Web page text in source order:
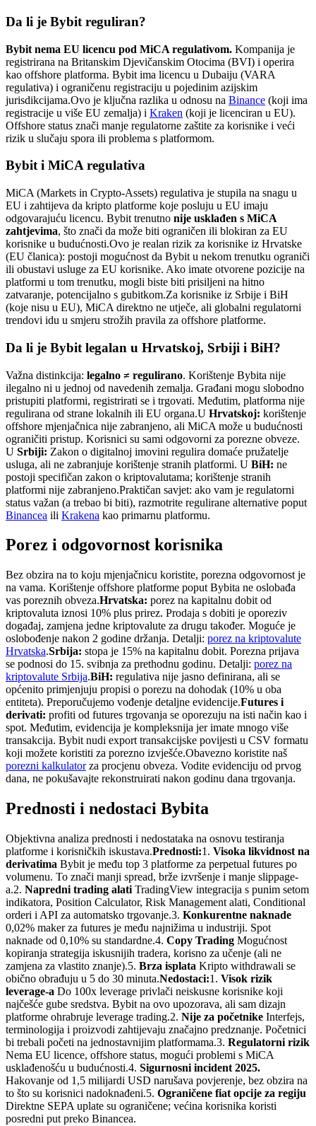
Da li je Bybit reguliran?
Bybit nema EU licencu pod MiCA regulativom. Kompanija je
registrirana na Britanskim Djevičanskim Otocima (BVI) i operira
kao offshore platforma. Bybit ima licencu u Dubaiju (VARA
regulativa) i ograničenu registraciju u pojedinim azijskim
jurisdikcijama.Ovo je ključna razlika u odnosu na Binance (koji ima
registracije u više EU zemalja) i Kraken (koji je licenciran u EU).
Offshore status znači manje regulatorne zaštite za korisnike i veći
rizik u slučaju spora ili problema s platformom.
Bybit i MiCA regulativa
MiCA (Markets in Crypto-Assets) regulativa je stupila na snagu u
EU i zahtijeva da kripto platforme koje posluju u EU imaju
odgovarajuću licencu. Bybit trenutno nije usklađen s MiCA
zahtjevima, što znači da može biti ograničen ili blokiran za EU
korisnike u budućnosti.Ovo je realan rizik za korisnike iz Hrvatske
(EU članica): postoji mogućnost da Bybit u nekom trenutku ograniči
ili obustavi usluge za EU korisnike. Ako imate otvorene pozicije na
platformi u tom trenutku, mogli biste biti prisiljeni na hitno
zatvaranje, potencijalno s gubitkom.Za korisnike iz Srbije i BiH
(koje nisu u EU), MiCA direktno ne utječe, ali globalni regulatorni
trendovi idu u smjeru strožih pravila za offshore platforme.
Da li je Bybit legalan u Hrvatskoj, Srbiji i BiH?
Važna distinkcija: legalno ≠ regulirano. Korištenje Bybita nije
ilegalno ni u jednoj od navedenih zemalja. Građani mogu slobodno
pristupiti platformi, registrirati se i trgovati. Međutim, platforma nije
regulirana od strane lokalnih ili EU organa.U Hrvatskoj: korištenje
offshore mjenjačnica nije zabranjeno, ali MiCA može u budućnosti
ograničiti pristup. Korisnici su sami odgovorni za porezne obveze.
U Srbiji: Zakon o digitalnoj imovini regulira domaće pružatelje
usluga, ali ne zabranjuje korištenje stranih platformi. U BiH: ne
postoji specifičan zakon o kriptovalutama; korištenje stranih
platformi nije zabranjeno.Praktičan savjet: ako vam je regulatorni
status važan (a trebao bi biti), razmotrite regulirane alternative poput
Binancea ili Krakena kao primarnu platformu.
Porez i odgovornost korisnika
Bez obzira na to koju mjenjačnicu koristite, porezna odgovornost je
na vama. Korištenje offshore platforme poput Bybita ne oslobađa
vas poreznih obveza.Hrvatska: porez na kapitalnu dobit od
kriptovaluta iznosi 10% plus prirez. Prodaja s dobiti je oporeziv
događaj, zamjena jedne kriptovalute za drugu također. Moguće je
oslobođenje nakon 2 godine držanja. Detalji: porez na kriptovalute
Hrvatska.Srbija: stopa je 15% na kapitalnu dobit. Porezna prijava
se podnosi do 15. svibnja za prethodnu godinu. Detalji: porez na
kriptovalute Srbija.BiH: regulativa nije jasno definirana, ali se
općenito primjenjuju propisi o porezu na dohodak (10% u oba
entiteta). Preporučujemo vođenje detaljne evidencije.Futures i
derivati: profiti od futures trgovanja se oporezuju na isti način kao i
spot. Međutim, evidencija je kompleksnija jer imate mnogo više
transakcija. Bybit nudi export transakcijske povijesti u CSV formatu
koji možete koristiti za porezno izvješće.Obavezno koristite naš
porezni kalkulatorza procjenu obveza. Vodite evidenciju od prvog
dana, ne pokušavajte rekonstruirati nakon godinu dana trgovanja.
Prednosti i nedostaci Bybita
Objektivna analiza prednosti i nedostataka na osnovu testiranja
platforme i korisničkih iskustava.Prednosti:1. Visoka likvidnost na
derivatima Bybit je među top 3 platforme za perpetual futures po
volumenu. To znači manji spread, brže izvršenje i manje slippage-
a.2. Napredni trading alati TradingView integracija s punim setom
indikatora, Position Calculator, Risk Management alati, Conditional
orderi i API za automatsko trgovanje.3. Konkurentne naknade
0,02% maker za futures je među najnižima u industriji. Spot
naknade od 0,10% su standardne.4. Copy Trading Mogućnost
kopiranja strategija iskusnijih tradera, korisno za učenje (ali ne
zamjena za vlastito znanje).5. Brza isplata Kripto withdrawali se
obično obrađuju u 5 do 30 minuta.Nedostaci:1. Visok rizik
leverage-a Do 100x leverage privlači neiskusne korisnike koji
najčešće gube sredstva. Bybit na ovo upozorava, ali sam dizajn
platforme ohrabruje leverage trading.2. Nije za početnike Interfejs,
terminologija i proizvodi zahtijevaju značajno predznanje. Početnici
bi trebali početi na jednostavnijim platformama.3. Regulatorni rizik
Nema EU licence, offshore status, mogući problemi s MiCA
usklađenošću u budućnosti.4. Sigurnosni incident 2025.
Hakovanje od 1,5 milijardi USD narušava povjerenje, bez obzira na
to što su korisnici nadoknađeni.5. Ograničene fiat opcije za regiju
Direktne SEPA uplate su ograničene; većina korisnika koristi
posredni put preko Binancea.